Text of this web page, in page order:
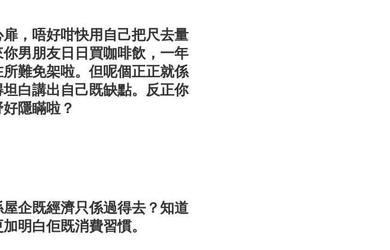
，唔好咁快用自己把尺去量
男朋友日日買咖啡飲，一年
難免架啦。但呢個正正就係
白講出自己既缺點。反正你
隱瞞啦？
企既經濟只係過得去？知道
明白佢既消費習慣。